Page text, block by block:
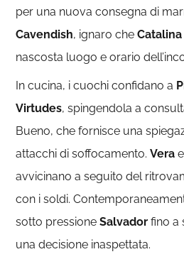
per una nuova consegna di
Cavendish, ignaro cheCatalina
nascosta luogo e orario
In cucina, i cuochi confidano a
Virtudes, spingendola a
Bueno, che fornisce una
attacchi di soffocamento.Vera e
avvicinano a seguito del
con i soldi.
sotto pressioneSalvador fino a
una decisione inaspettata.